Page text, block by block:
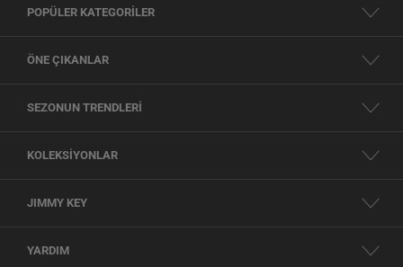
POPÜLER KATEGORİLER
ÖNE ÇIKANLAR
SEZONUN TRENDLERİ
KOLEKSİYONLAR
JIMMY KEY
YARDIM